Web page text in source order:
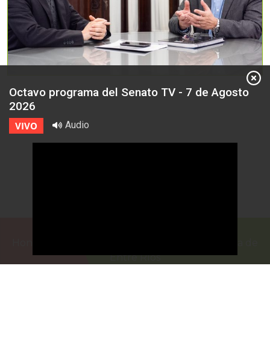
Entre Ríos
Octavo programa del Senato TV - 7 de Agosto
2026
VIVO Audio